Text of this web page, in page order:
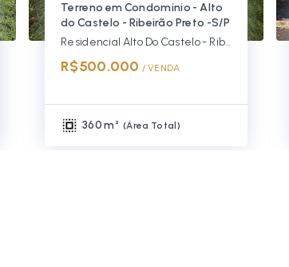
Terreno em Condomínio - Alto
do Castelo - Ribeirão Preto -S/P
Residencial Alto Do Castelo - Ribeirão Preto/SP
R$500.000 / VENDA
360 m² (Área Total )